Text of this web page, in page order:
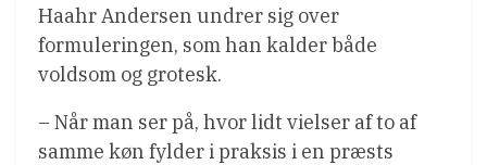
Haahr Andersen undrer sig over
formuleringen, som han kalder både
voldsom og grotesk.
– Når man ser på, hvor lidt vielser af to af
samme køn fylder i praksis i en præsts